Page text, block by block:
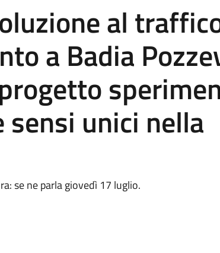
al
a Badia
unici nella
se ne parla giovedì 17 luglio.